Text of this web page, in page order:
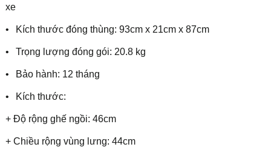
xe
• Kích thước đóng thùng: 93cm x 21cm x 87cm
• Trọng lượng đóng gói: 20.8 kg
• Bảo hành: 12 tháng
• Kích thước:
+ Độ rộng ghế ngồi: 46cm
+ Chiều rộng vùng lưng: 44cm